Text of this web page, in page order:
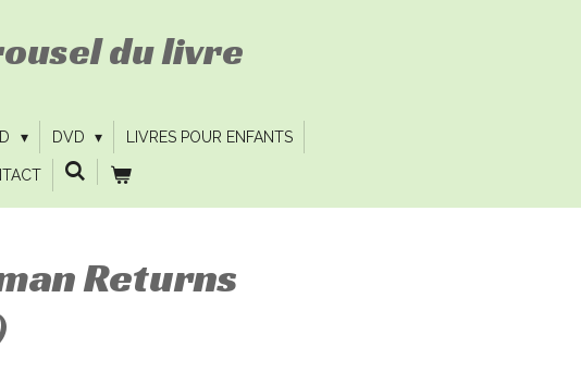
du livre
DVD LIVRES POUR ENFANTS
Returns